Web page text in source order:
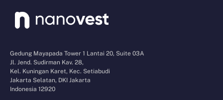
Gedung Mayapada Tower 1 Lantai 20, Suite 03A
Jl. Jend. Sudirman Kav. 28,
Kel. Kuningan Karet, Kec. Setiabudi
Jakarta Selatan, DKI Jakarta
Indonesia 12920